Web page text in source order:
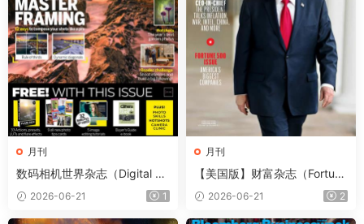
月刊
数码相机世界杂志（Digital Ca
mera World）2026年7月
2026-06-21 1
月刊
【美国版】财富杂志（Fortun
e）2026年6-7月
2026-06-21 2